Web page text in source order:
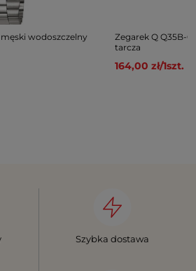
wodoszczelny
Zegarek Q Q35B-
tarcza
164,00 zł/1szt.
Szybka dostawa